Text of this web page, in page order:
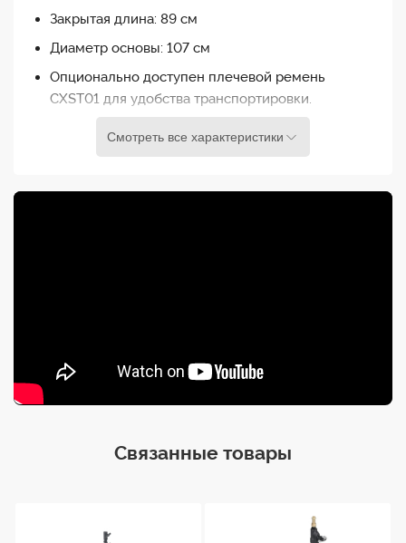
Закрытая длина: 89 см
Диаметр основы: 107 см
Опционально доступен плечевой ремень
CXST01 для удобства транспортировки.
Особенностью Kupo 080AC Mini CLICK Stand
треногой с регулируемыми ногами, позволяя
установить его на неровных поверхностях и
регулируется, что позволяет вам выбрать
Смотреть все характеристики
Связанные товары